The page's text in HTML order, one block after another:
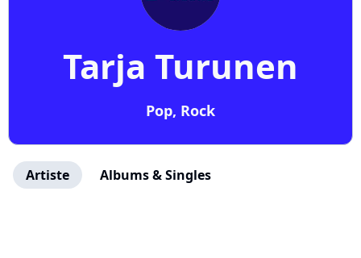
Tarja Turunen
Pop, Rock
Artiste Albums & Singles